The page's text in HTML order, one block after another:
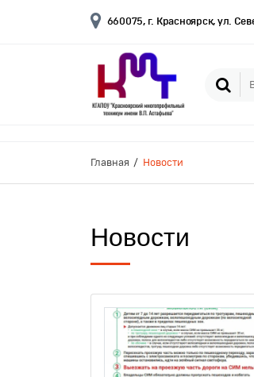
660075, г. Красноярск, ул.
Главная Новости
Новости